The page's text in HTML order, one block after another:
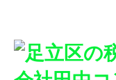
トップページ